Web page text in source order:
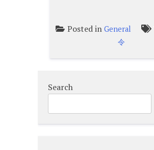
Posted in General
令
Search